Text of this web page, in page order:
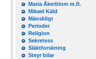
Maria Åkerblom m.fl.
Mikael Käld
Mänskligt
Perioder
Religion
Sekretess
Släktforskning
Steyr bilar